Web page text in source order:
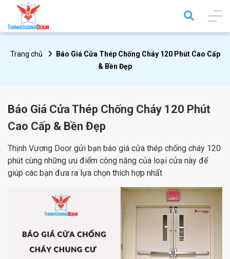
Trang chủ
Báo Giá Cửa Thép Chống Cháy 120 Phút Cao Cấp
& Bền Đẹp
Báo Giá Cửa Thép Chống Cháy 120 Phút
Cao Cấp & Bền Đẹp
Thịnh Vương Door gửi bạn báo giá cửa thép chống cháy 120
phút cùng những ưu điểm công năng của loại cửa này để
giúp các bạn đưa ra lựa chọn thích hợp nhất